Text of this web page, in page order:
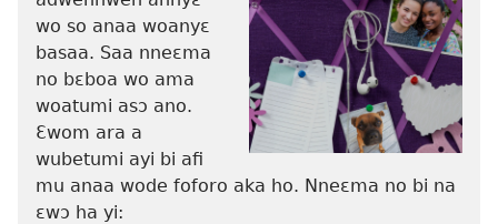
wo so anaa woanyɛ
basaa. Saa nneɛma
no bɛboa wo ama
woatumi asɔ ano.
Ɛwom ara a
wubetumi ayi bi afi
mu anaa wode foforo aka ho. Nneɛma no bi na
ɛwɔ ha yi: